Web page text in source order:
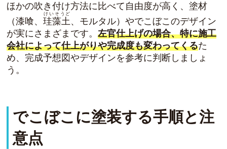
ほかの吹き付け方法に比べて自由度が高く、塗材
（漆喰、珪藻土
けいそうど
、モルタル）やでこぼこのデザイン
が実にさまざまです。左官仕上げの場合、特に施工
会社によって仕上がりや完成度も変わってくるた
め、完成予想図やデザインを参考に判断しましょ
う。
でこぼこに塗装する手順と注
意点